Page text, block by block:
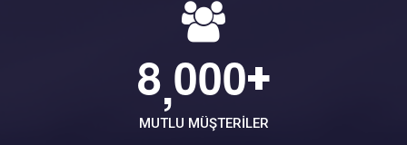
8,000+
MUTLU MÜŞTERILER